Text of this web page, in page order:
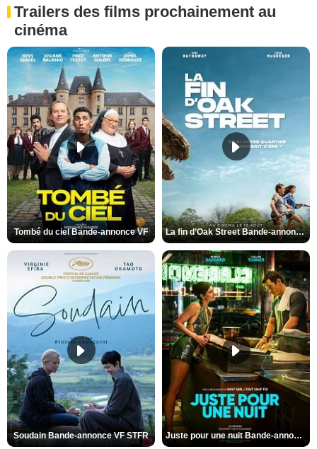
Trailers des films prochainement au
cinéma
Tombé du ciel Bande-annonce VF La fin d’Oak Street Bande-annonce VO STFR
Soudain Bande-annonce VF STFR Juste pour une nuit Bande-annonce VO STFR